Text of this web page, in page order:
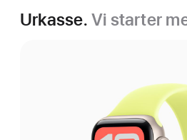
Urkasse. Vi starter